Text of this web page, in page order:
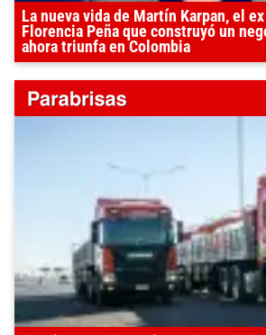
La nueva vida de Martín Karpan, el
Florencia Peña que construyó un
ahora triunfa en Colombia